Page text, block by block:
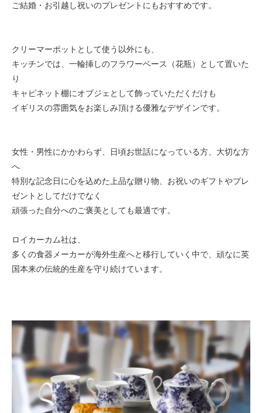
ご結婚・お引越し祝いのプレゼントにもおすすめです。
クリーマーポットとして使う以外にも、
キッチンでは、一輪挿しのフラワーベース（花瓶）として置いた
り
キャビネット棚にオブジェとして飾っていただくだけも
イギリスの雰囲気をお楽しみ頂ける優雅なデザインです。
女性・男性にかかわらず、日頃お世話になっている方、大切な方
へ
特別な記念日に心を込めた上品な贈り物、お祝いのギフトやプレ
ゼントとしてだけでなく
頑張った自分へのご褒美としても最適です。
ロイカーカム社は、
多くの食器メーカーが海外生産へと移行していく中で、頑なに英
国本来の伝統的生産を守り続けています。